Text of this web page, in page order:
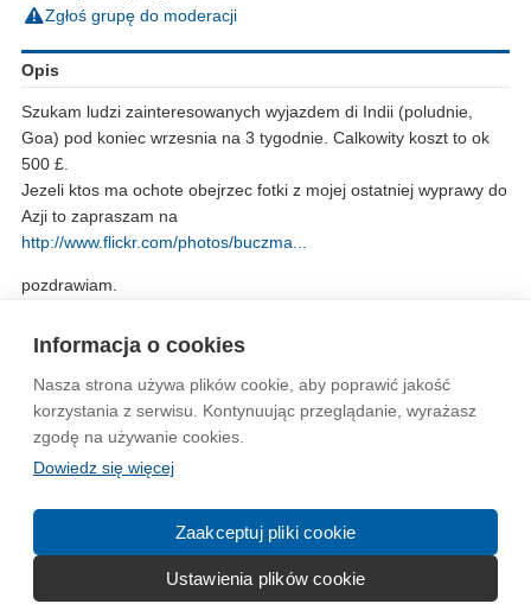
Informacja o cookies
Nasza strona używa plików cookie, aby poprawić jakość
korzystania z serwisu. Kontynuując przeglądanie, wyrażasz
zgodę na używanie cookies.
Dowiedz się więcej
Zaakceptuj pliki cookie
Ustawienia plików cookie
Zgłoś grupę do moderacji
Opis
Szukam ludzi zainteresowanych wyjazdem di Indii (poludnie,
Goa) pod koniec wrzesnia na 3 tygodnie. Calkowity koszt to ok
500 £.
Jezeli ktos ma ochote obejrzec fotki z mojej ostatniej wyprawy do
Azji to zapraszam na
http://www.flickr.com/photos/buczma...
pozdrawiam.
buczma@poczta.onet.pl
Wytyczne dla społeczności Regulamin Prywatność
Reklama Kontakt